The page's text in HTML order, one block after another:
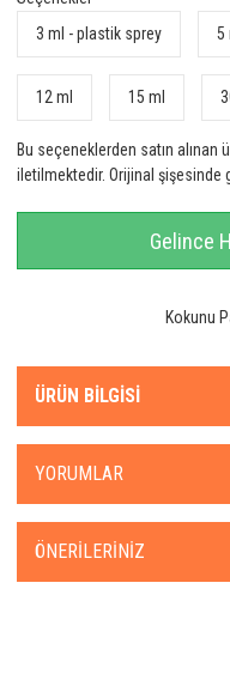
3 ml - plastik sprey
5
12 ml 15 ml
Bu seçeneklerden satın
iletilmektedir. Orijinal şişesinde
Gelince
Kokunu
ÜRÜN BILGISI
YORUMLAR
ÖNERILERINIZ